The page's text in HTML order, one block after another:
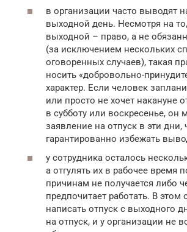
в организации часто выводят
выходной день. Несмотря на
выходной – право, а не
(за исключением нескольких
оговоренных случаев), такая
носить «добровольно-
характер. Если человек
или просто не хочет накануне
в субботу или воскресенье, он
заявление на отпуск в эти дни,
гарантированно избежать
у сотрудника осталось
а отгулять их в рабочее время
причинам не получается либо
предпочитает работать. В этом
написать отпуск с выходного
на отпуск, и у организации не